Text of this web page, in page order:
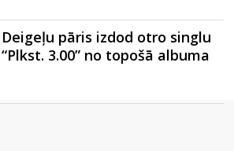
Deigeļu pāris izdod otro singlu
“Plkst. 3.00” no topošā albuma